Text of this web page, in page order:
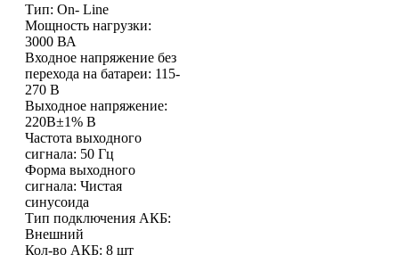
Тип: On- Line
Мощность нагрузки:
3000 ВА
Входное напряжение без
перехода на батареи: 115-
270 В
Выходное напряжение:
220В±1% В
Частота выходного
сигнала: 50 Гц
Форма выходного
сигнала: Чистая
синусоида
Тип подключения АКБ:
Внешний
Кол-во АКБ: 8 шт